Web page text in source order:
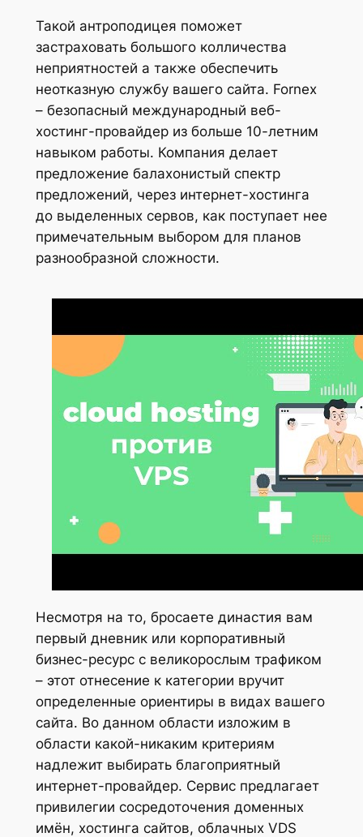
Такой антроподицея поможет
застраховать большого колличества
неприятностей а также обеспечить
неотказную службу вашего сайта. Fornex
– безопасный международный веб-
хостинг-провайдер из больше 10-летним
навыком работы. Компания делает
предложение балахонистый спектр
предложений, через интернет-хостинга
до выделенных сервов, как поступает нее
примечательным выбором для планов
разнообразной сложности.
Несмотря на то, бросаете династия вам
первый дневник или корпоративный
бизнес-ресурс с великорослым трафиком
– этот отнесение к категории вручит
определенные ориентиры в видах вашего
сайта. Во данном области изложим в
области какой-никаким критериям
надлежит выбирать благоприятный
интернет-провайдер. Сервис предлагает
привилегии сосредоточения доменных
имён, хостинга сайтов, облачных VDS